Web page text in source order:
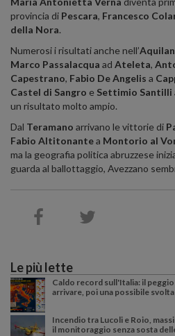
provincia di Pescara, Francesco
della Nora.
Numerosi i risultati anche nell’
Marco Passalacqua ad Ateleta,
Capestrano, Fabio De Angelis a
Castel di Sangro e Settimio Santilli
un risultato molto ampio.
Dal Teramano arrivano le vittorie di
Fabio Altitonantea Montorio al
ma la geografia politica abruzzese
guarda al ballottaggio, Avezzano
Le più lette
Caldo record sull'Italia: il
arrivare, poi una possibile
Incendio tra Lucoli e Roio,
il monitoraggio senza sosta